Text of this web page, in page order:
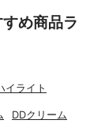
め商品ラ
イライト
DDクリーム